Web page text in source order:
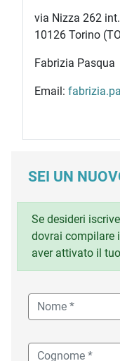
via Nizza 262
10126 Torino
Fabrizia Pasqua
Email:
SEI UN
Se desideri
dovrai compilare
aver attivato il